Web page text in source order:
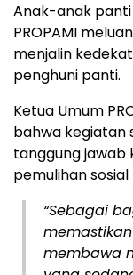
Anak-anak
PROPAMI
menjalin
penghuni panti.
Ketua Umum
bahwa kegiatan
tanggung jawab
pemulihan
“Sebagai
membawa